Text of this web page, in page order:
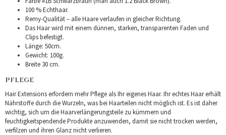
100 % Echthaar.
Remy-Qualität – alle Haare verlaufen in gleicher Richtung.
Das Haar wird mit einem dünnen, starken, transparenten Faden und
Clips befestigt.
Länge: 50cm.
Gewicht: 100g.
Breite 30 cm.
PFLEGE
Hair Extensions erfordern mehr Pflege als Ihr eigenes Haar. Ihr echtes Haar erhält
Nährstoffe durch die Wurzeln, was bei Haarteilen nicht möglich ist. Es ist daher
wichtig, sich um die Haarverlängerungsteile zu kümmern und
feuchtigkeitspendende Produkte anzuwenden, damit sie nicht trocken werden,
verfilzen und ihren Glanz nicht verlieren.